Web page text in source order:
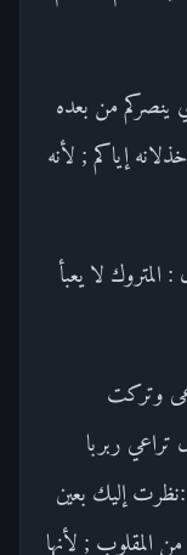
ينصركم من بعده
إياكم ; لأنه
المتروك لا يعبأ
وتركت
ربربا
:نظرت إليك بعين
المقلوب ; لأنها